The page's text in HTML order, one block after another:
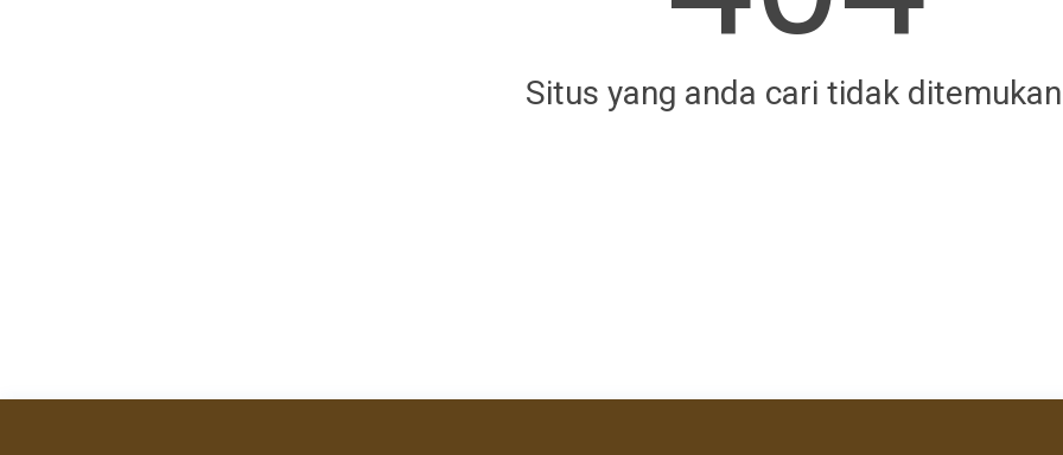
Situs yang anda cari tidak